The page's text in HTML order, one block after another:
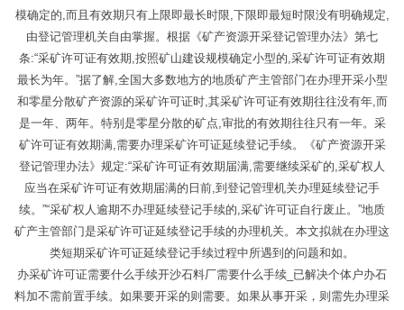
模确定的,而且有效期只有上限即最长时限,下限即最短时限没有明确规定,
由登记管理机关自由掌握。根据《矿产资源开采登记管理办法》第七
条:“采矿许可证有效期,按照矿山建设规模确定小型的,采矿许可证有效期
最长为年。”据了解,全国大多数地方的地质矿产主管部门在办理开采小型
和零星分散矿产资源的采矿许可证时,其采矿许可证有效期往往没有年,而
是一年、两年。特别是零星分散的矿点,审批的有效期往往只有一年。采
矿许可证有效期满,需要办理采矿许可证延续登记手续。《矿产资源开采
登记管理办法》规定:“采矿许可证有效期届满,需要继续采矿的,采矿权人
应当在采矿许可证有效期届满的日前,到登记管理机关办理延续登记手
续。”“采矿权人逾期不办理延续登记手续的,采矿许可证自行废止。”地质
矿产主管部门是采矿许可证延续登记手续的办理机关。本文拟就在办理这
类短期采矿许可证延续登记手续过程中所遇到的问题和如。
办采矿许可证需要什么手续开沙石料厂需要什么手续_已解决个体户办石
料加不需前置手续。如果要开采的则需要。如果从事开采，则需先办理采